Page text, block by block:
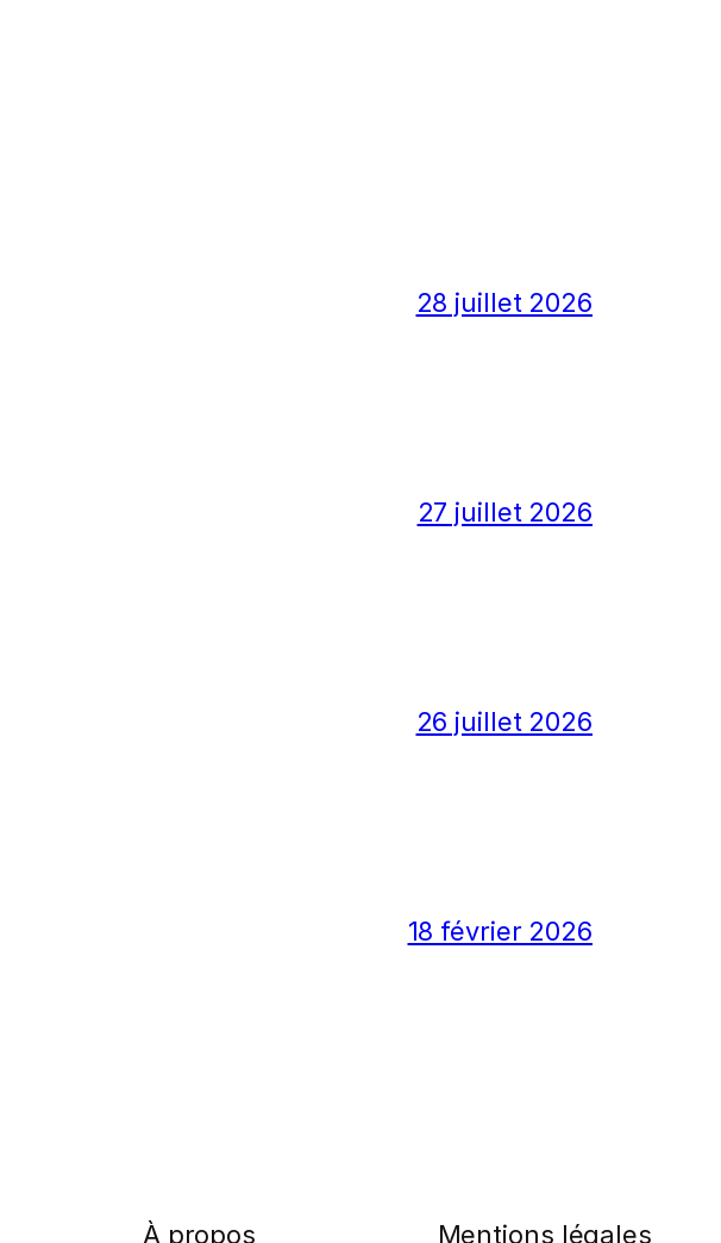
28 juillet 2026
27 juillet 2026
26 juillet 2026
18 février 2026
À propos Mentions légales